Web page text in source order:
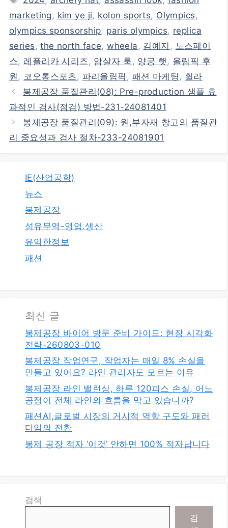
리
그
marketing, kim ye ji, kolon sports, Olympics,
olympics sponsorship, paris olympics, replica
series,the north face,wheela, 김예지 , 노스페이
스, 레플리카 시리즈, 암살자 룩, 양궁 햇, 올림픽 후
원, 코오롱스포츠, 파리올림픽 , 패션 마케팅, 휠라
봉제공장 품질관리(08): Pre-production 샘플 효
과적인 검사(점검) 방법-231-24081401
봉제공장 품질관리(09): 원,부자재 창고의 품질관
리 중요성과 검사 절차-233-24081901
IE(산업공학)
뉴스
봉제공장
섬유무역-영업.생산
유익한정보
패션
최신 글
봉제공장 바이어 방문 준비 가이드: 현장 시각화
전략-260803-010
봉제공장 작업연구, 작업자는 매일 8% 손실을
만들고 있어요? 라인 관리자도 모르는 이유
봉제공장 라인 밸런싱, 하루 120피스 손실, 어느
공정이 전체 라인의 흐름을 막고 있습니까?
패션AI,글로벌 시장의 거시적 역학 구도와 패러
다임의 전환
봉제 공장 적자 ‘이것’ 안하면 100% 적자납니다
검색
검